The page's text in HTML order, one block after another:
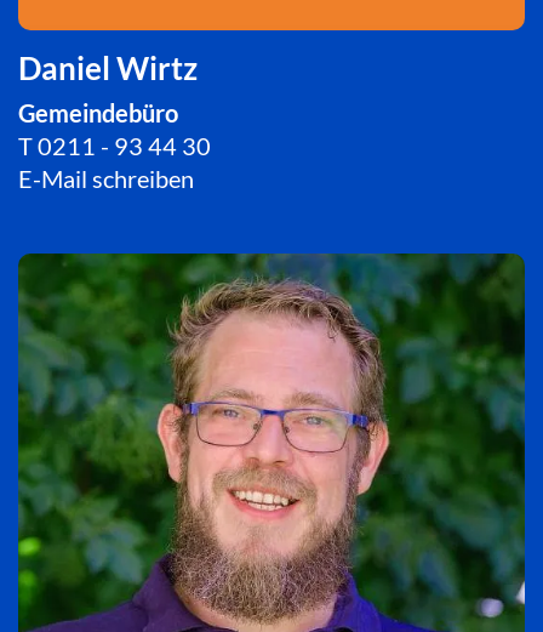
Daniel Wirtz
Gemeindebüro
T0211 - 93 44 30
E-Mail schreiben